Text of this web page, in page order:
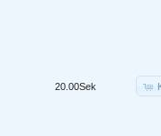
20.00Sek